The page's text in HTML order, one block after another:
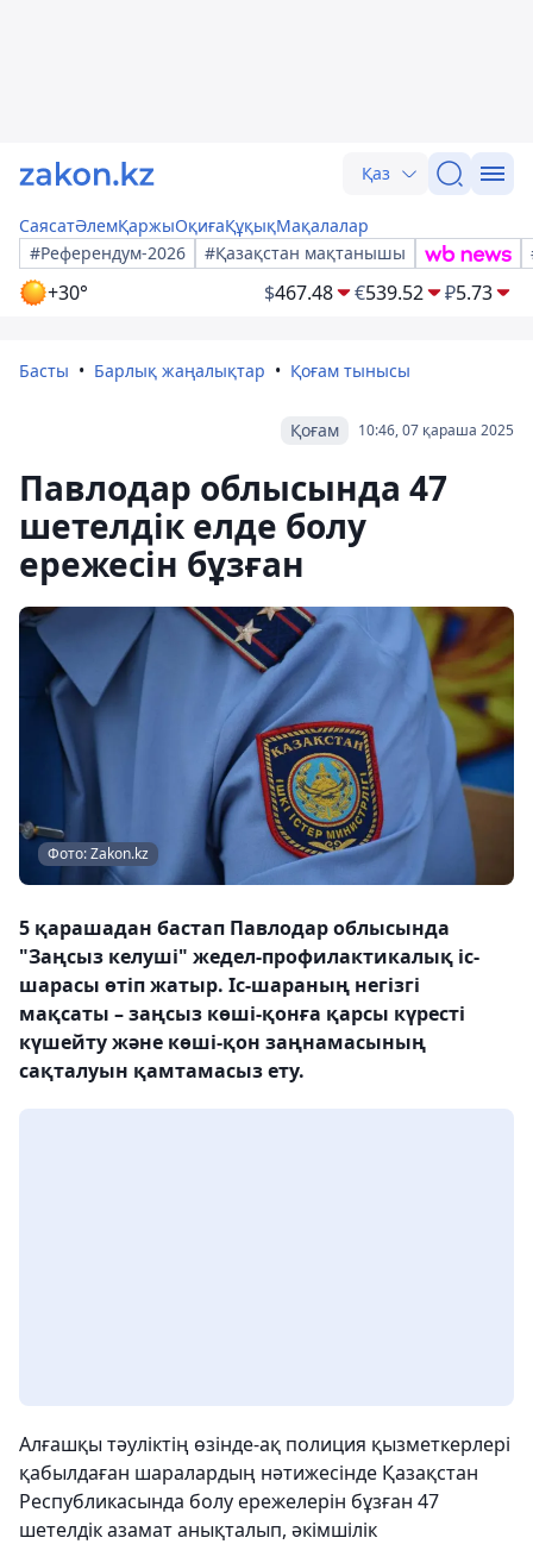
Қаз
СаясатӘлемҚаржыОқиғаҚұқықМақалалар
#Референдум-2026
#Қазақстан мақтанышы
+30° $467.48 €539.52 ₽5.73
Басты Барлық жаңалықтар Қоғам тынысы
10:46, 07 қараша 2025
Қоғам
Павлодар облысында 47
шетелдік елде болу
ережесін бұзған
Фото: Zakon.kz
5 қарашадан бастап Павлодар облысында
"Заңсыз келуші" жедел-профилактикалық іс-
шарасы өтіп жатыр. Іс-шараның негізгі
мақсаты – заңсыз көші-қонға қарсы күресті
күшейту және көші-қон заңнамасының
сақталуын қамтамасыз ету.
Алғашқы тәуліктің өзінде-ақ полиция қызметкерлері
қабылдаған шаралардың нәтижесінде Қазақстан
Республикасында болу ережелерін бұзған 47
шетелдік азамат анықталып, әкімшілік